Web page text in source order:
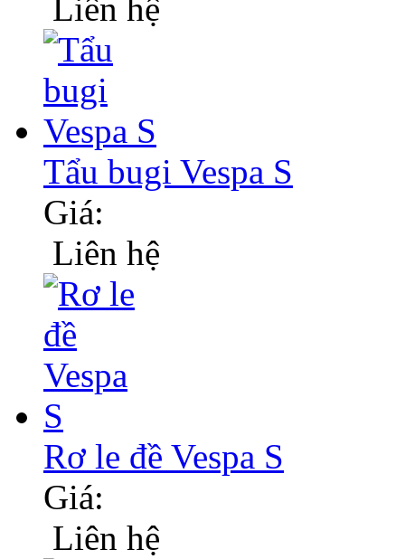
Liên hệ
Tẩu bugi Vespa S
Giá:
Liên hệ
Rơ le đề Vespa S
Giá:
Liên hệ